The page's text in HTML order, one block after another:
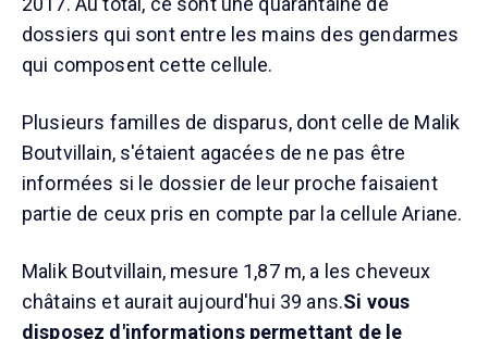
dossiers qui sont entre les mains des gendarmes
qui composent cette cellule.
Plusieurs familles de disparus, dont celle de Malik
Boutvillain, s'étaient agacées de ne pas être
informées si le dossier de leur proche faisaient
partie de ceux pris en compte par la cellule Ariane.
Malik Boutvillain, mesure 1,87 m, a les cheveux
châtains et aurait aujourd'hui 39 ans.Si vous
disposez d'informations permettant de le